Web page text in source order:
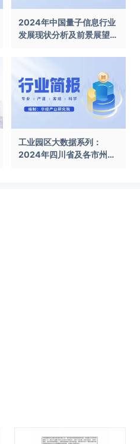
2024年中国量子信息行业
发展现状分析及前景展望报
工业园区大数据系列：
2024年四川省及各市州工